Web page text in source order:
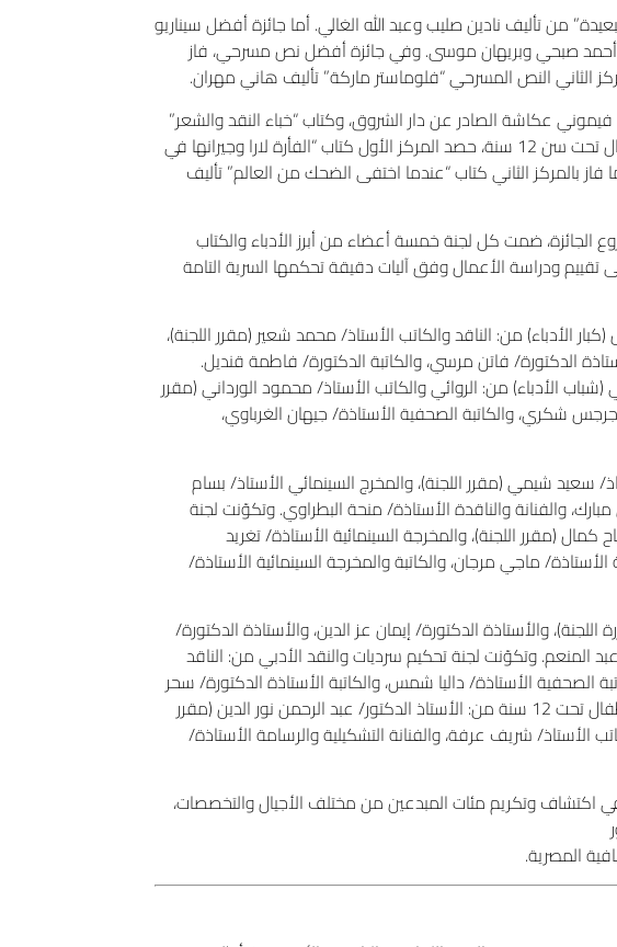
من تأليف نادين صليب وعبد الله الغالي. أما جائزة أفضل سيناريو
أحمد صبحي وبريهان موسى. وفي جائزة أفضل نص مسرحي، فاز
فيموني عكاشة الصادر عن دار الشروق، وكتاب “خباء النقد والشعر”
تأليف محمد عبد الباسط عيد الصادر عن دار العين للنشر. وفي مجال أدب الأطفال تحت سن 12 سنة، حصد المركز الأول كتاب “الفأرة لارا وجيرانها في
بالمركز الثاني كتاب “عندما اختفى الضحك من العالم” تأليف
تم تشكيل 7 لجان تحكيم لمختلف فروع الجائزة، ضمت كل لجنة خمسة أعضاء من أبرز الأدباء والكتاب
تقييم ودراسة الأعمال وفق آليات دقيقة تحكمها السرية التامة
من: الناقد والكاتب الأستاذ/ محمد شعير (مقرر اللجنة)،
الدكتورة/ فاتن مرسي، والكاتبة الدكتورة/ فاطمة قنديل.
الأدباء) من: الروائي والكاتب الأستاذ/ محمود الورداني (مقرر
جرجس شكري، والكاتبة الصحفية الأستاذة/ جيهان الغرباوي،
سعيد شيمي (مقرر اللجنة)، والمخرج السينمائي الأستاذ/ بسام
والفنانة والناقدة الأستاذة/ منحة البطراوي. وتكوّنت لجنة
(مقرر اللجنة)، والمخرجة السينمائية الأستاذة/ تغريد
ماجي مرجان، والكاتبة والمخرجة السينمائية الأستاذة/
والأستاذة الدكتورة/ إيمان عز الدين، والأستاذة الدكتورة/
المنعم. وتكوّنت لجنة تحكيم سرديات والنقد الأدبي من: الناقد
الصحفية الأستاذة/ داليا شمس، والكاتبة الأستاذة الدكتورة/ سحر
الموجي، والأستاذة الدكتورة/ هالة فؤاد. وتكوّنت لجنة تحكيم أفضل كتاب للأطفال تحت 12 سنة من: الأستاذ الدكتور/ عبد الرحمن نور الدين (مقرر
الأستاذ/ شريف عرفة، والفنانة التشكيلية والرسامة الأستاذة/
جائزة ساويرس الثقافية في اكتشاف وتكريم مئات المبدعين من مختلف الأجيال والتخصصات،
المصرية.